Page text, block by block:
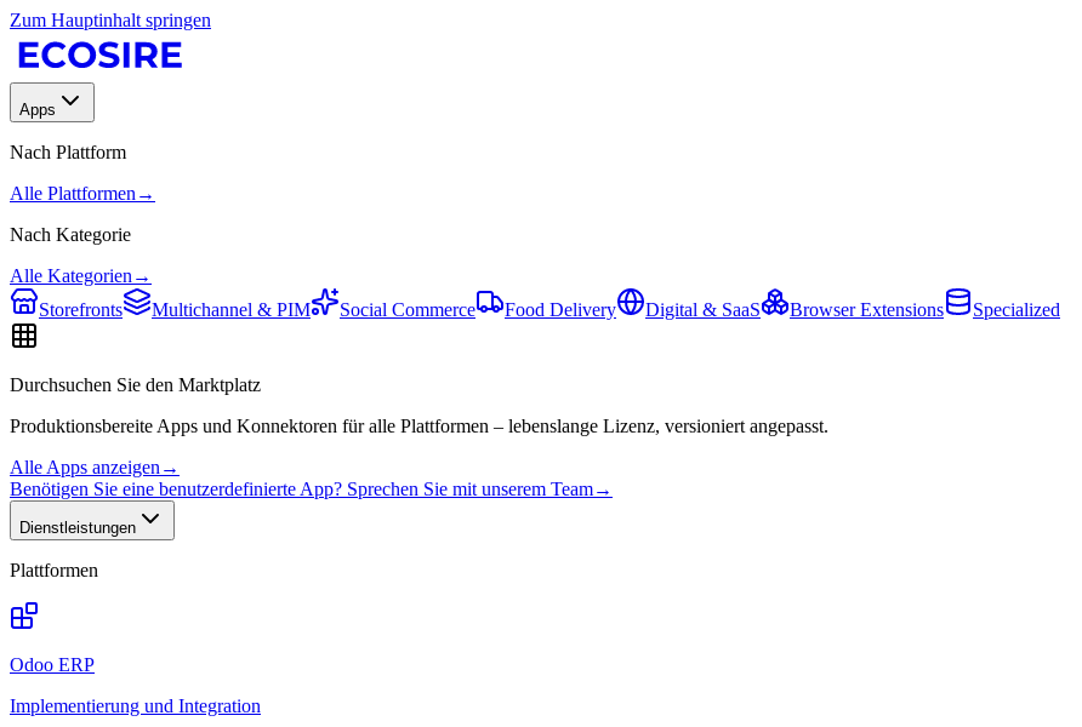
Zum Hauptinhalt springen
Apps
Nach Plattform
Alle Plattformen →
Nach Kategorie
Alle Kategorien →
Storefronts
Multichannel & PIM Social Commerce Food Delivery Digital & SaaS Browser Extensions Specialized
Durchsuchen Sie den Marktplatz
Produktionsbereite Apps und Konnektoren für alle Plattformen – lebenslange Lizenz, versioniert angepasst.
Alle Apps anzeigen →
Benötigen Sie eine benutzerdefinierte App? Sprechen Sie mit unserem Team→
Dienstleistungen
Plattformen
Odoo ERP
Implementierung und Integration